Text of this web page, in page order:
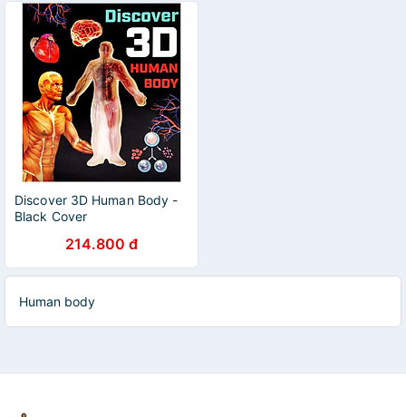
Discover 3D Human Body -
Black Cover
214.800 đ
Human body